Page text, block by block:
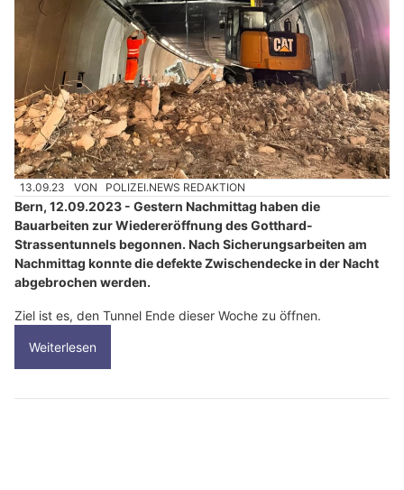
13.09.23 VON POLIZEI.NEWS REDAKTION
Bern, 12.09.2023 - Gestern Nachmittag haben die
Bauarbeiten zur Wiedereröffnung des Gotthard-
Strassentunnels begonnen. Nach Sicherungsarbeiten am
Nachmittag konnte die defekte Zwischendecke in der Nacht
abgebrochen werden.
Ziel ist es, den Tunnel Ende dieser Woche zu öffnen.
Weiterlesen